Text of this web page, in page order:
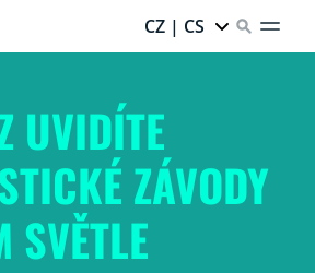
CZ | CS
UVIDÍTE
ZÁVODY
SVĚTLE